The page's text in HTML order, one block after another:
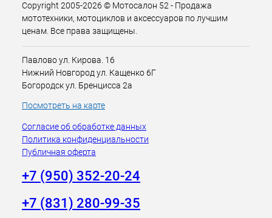
Copyright 2005-2026 © Мотосалон 52 - Продажа
мототехники, мотоциклов и аксессуаров по лучшим
ценам. Все права защищены.
Павлово ул. Кирова. 16
Нижний Новгород ул. Кащенко 6Г
Богородск ул. Бренцисса 2а
Посмотреть на карте
Согласие об обработке данных
Политика конфиденциальности
Публичная оферта
+7 (950) 352-20-24
+7 (831) 280-99-35